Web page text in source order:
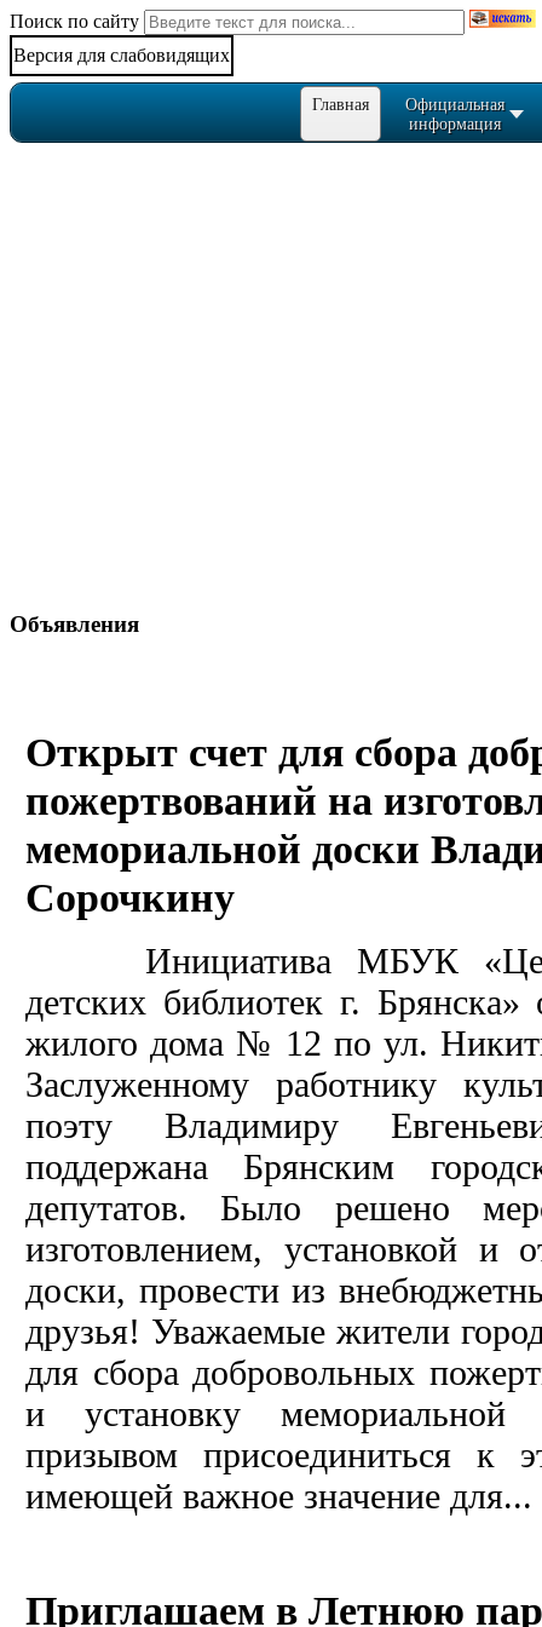
Поиск по сайту
Версия для слабовидящих
Главная
Официальная
информация
Объявления
Открыт счет для сбора
пожертвований на
мемориальной доски
Сорочкину
Инициатива МБУК
детских библиотек г.
жилого дома № 12 по ул.
Заслуженному работнику
поэту Владимиру
поддержана Брянским
депутатов. Было решено
изготовлением, установкой и
доски, провести из
друзья! Уважаемые жители
для сбора добровольных
и установку
призывом присоединиться к
имеющей важное значение для...
Приглашаем в Летнюю